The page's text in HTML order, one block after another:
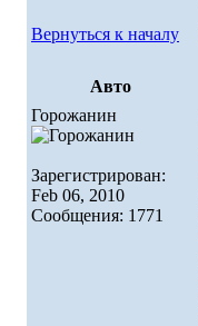
Вернуться к началу
Авто
Горожанин
Зарегистрирован:
Feb 06, 2010
Сообщения: 1771